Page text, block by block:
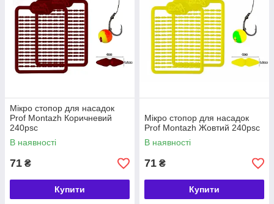
Мікро стопор для насадок
Prof Montazh Коричневий
240psc
В наявності
71 ₴
Купити
Мікро стопор для насадок
Prof Montazh Жовтий 240psc
В наявності
71 ₴
Купити